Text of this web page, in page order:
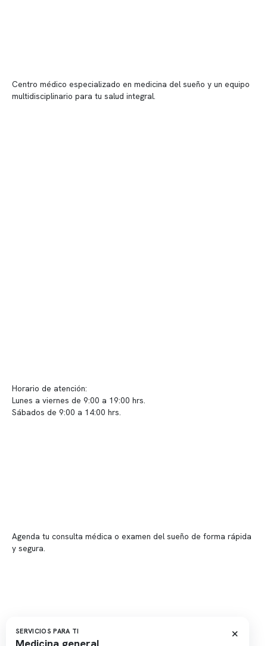
Centro médico especializado en medicina del sueño y un equipo
multidisciplinario para tu salud integral.
Horario de atención:
Lunes a viernes de 9:00 a 19:00 hrs.
Sábados de 9:00 a 14:00 hrs.
Agenda tu consulta médica o examen del sueño de forma rápida
y segura.
SERVICIOS PARA TI ×